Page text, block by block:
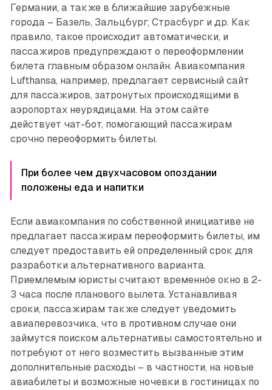
Германии, а также в ближайшие зарубежные
города – Базель, Зальц­бург, Страсбург и др. Как
правило, такое происходит автоматически, и
пассажиров предуп­реждают о переоформлении
билета главным образом онлайн. Авиакомпания
Lufthansa, например, предлагает сервисный сайт
для пассажиров, затронутых происходящими в
аэропортах неурядицами. На этом сайте
действует чат-бот, помогающий пассажирам
срочно переоформить билеты.
При более чем двухчасовом опоздании
положены еда и напитки
Если авиакомпания по собственной инициативе не
предлагает пассажирам переоформить билеты, им
следует предоставить ей определенный срок для
разработки альтернативного варианта.
Приемлемым юристы считают временно́е окно в 2-
3 часа после планового вылета. Устанавливая
сроки, пассажирам также следует уведомить
авиаперевозчика, что в противном случае они
займутся поиском альтернативы самостоятельно и
потребуют от него возместить вызванные этим
дополнительные расходы – в частности, на новые
авиабилеты и возможные ночевки в гостиницах по